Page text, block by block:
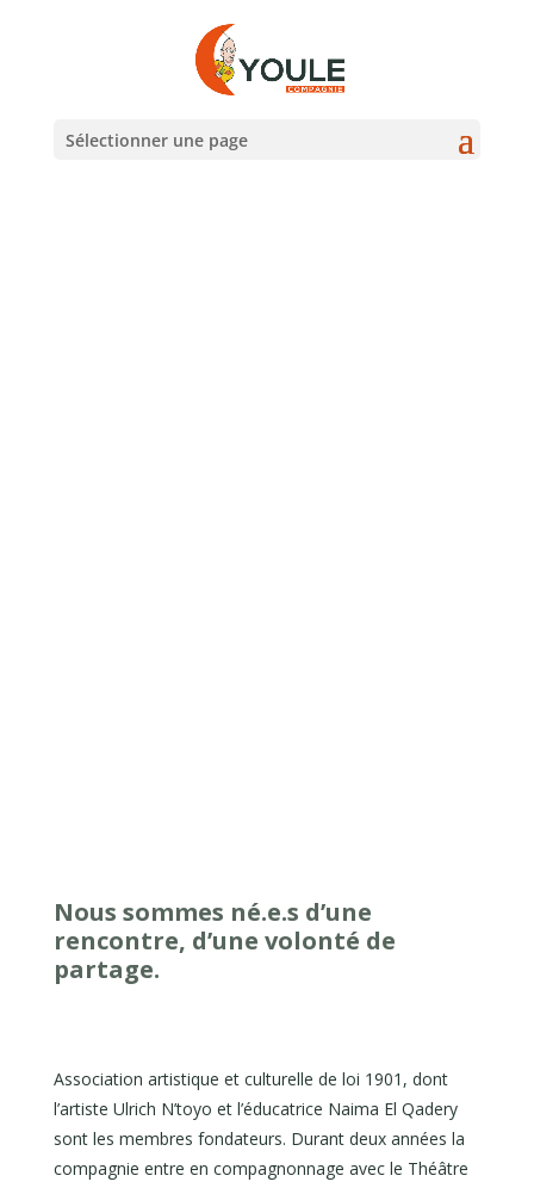
Sélectionner une page
Nous sommes né.e.s d’une
rencontre, d’une volonté de
partage.
Association artistique et culturelle de loi 1901, dont
l’artiste Ulrich N’toyo et l’éducatrice Naima El Qadery
sont les membres fondateurs. Durant deux années la
compagnie entre en compagnonnage avec le Théâtre